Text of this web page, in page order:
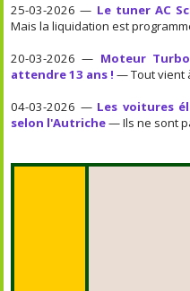
25-03-2026 — Le tuner AC
Mais la liquidation est
20-03-2026 — Moteur
attendre 13 ans ! — Tout vient
04-03-2026 — Les voitures
selon l'Autriche— Ils ne sont